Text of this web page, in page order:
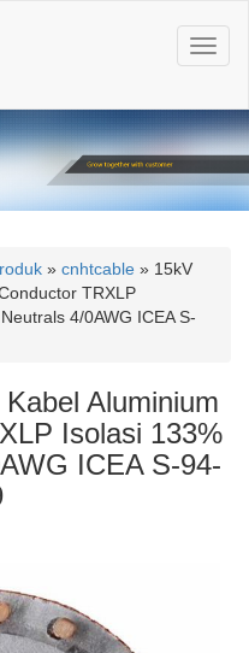
T
o
g
l
n
a
n
» cnhtcable » 15kV
TRXLP
4/0AWG ICEA S-
Aluminium
Isolasi 133%
ICEA S-94-